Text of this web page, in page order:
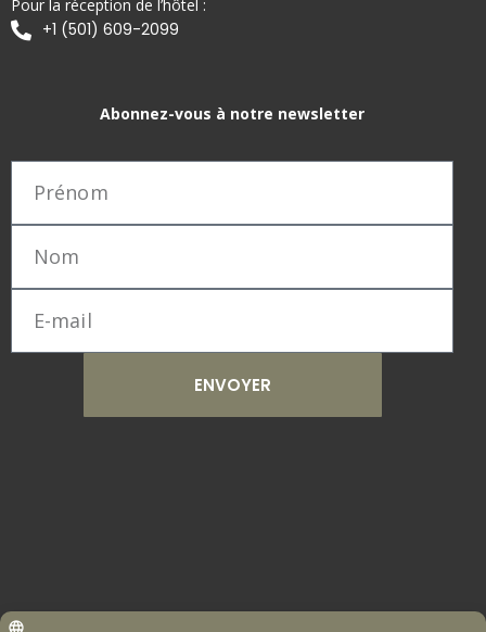
Pour la réception de l’hôtel :
+1 (501) 609-2099
Abonnez-vous à notre newsletter
ENVOYER